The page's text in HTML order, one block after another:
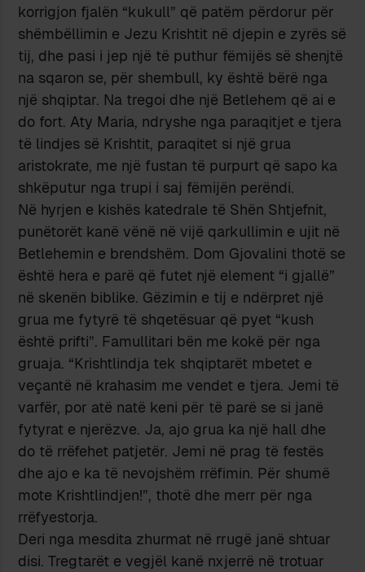
korrigjon fjalën “kukull” që patëm përdorur për
shëmbëllimin e Jezu Krishtit në djepin e zyrës së
tij, dhe pasi i jep një të puthur fëmijës së shenjtë
na sqaron se, për shembull, ky është bërë nga
një shqiptar. Na tregoi dhe një Betlehem që ai e
do fort. Aty Maria, ndryshe nga paraqitjet e tjera
të lindjes së Krishtit, paraqitet si një grua
aristokrate, me një fustan të purpurt që sapo ka
shkëputur nga trupi i saj fëmijën perëndi.
Në hyrjen e kishës katedrale të Shën Shtjefnit,
punëtorët kanë vënë në vijë qarkullimin e ujit në
Betlehemin e brendshëm. Dom Gjovalini thotë se
është hera e parë që futet një element “i gjallë”
në skenën biblike. Gëzimin e tij e ndërpret një
grua me fytyrë të shqetësuar që pyet “kush
është prifti”. Famullitari bën me kokë për nga
gruaja. “Krishtlindja tek shqiptarët mbetet e
veçantë në krahasim me vendet e tjera. Jemi të
varfër, por atë natë keni për të parë se si janë
fytyrat e njerëzve. Ja, ajo grua ka një hall dhe
do të rrëfehet patjetër. Jemi në prag të festës
dhe ajo e ka të nevojshëm rrëfimin. Për shumë
mote Krishtlindjen!”, thotë dhe merr për nga
rrëfyestorja.
Deri nga mesdita zhurmat në rrugë janë shtuar
disi. Tregtarët e vegjël kanë nxjerrë në trotuar